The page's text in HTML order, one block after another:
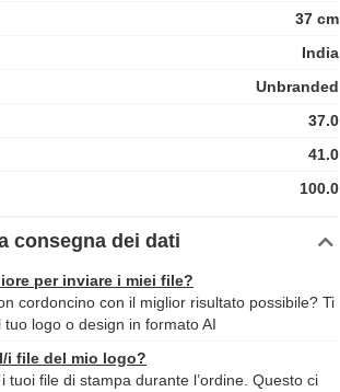
37 cm
India
Unbranded
37.0
41.0
100.0
consegna dei dati
per inviare i miei file?
cordoncino con il miglior risultato possibile? Ti
logo o design in formato AI
i file del mio logo?
tuoi file di stampa durante l’ordine. Questo ci